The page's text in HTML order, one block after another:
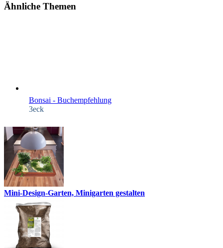
Ähnliche Themen
Bonsai - Buchempfehlung
3eck
Mini-Design-Garten, Minigarten gestalten